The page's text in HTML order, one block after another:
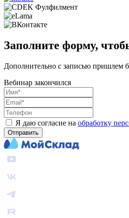
Заполните форму,
Дополнительно с записью пришлем
Вебинар закончился
Я даю согласие на обработку
Отправить